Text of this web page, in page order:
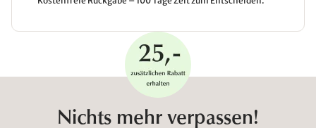
Nichts mehr verpassen!